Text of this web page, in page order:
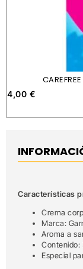
4,00 €
Características
Crema
Marca:
Aroma a
Contenido:
Especial